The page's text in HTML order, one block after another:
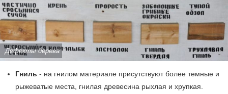
Дефекты дерева
Гниль - на гнилом материале присутствуют более темные и
рыжеватые места, гнилая древесина рыхлая и хрупкая.